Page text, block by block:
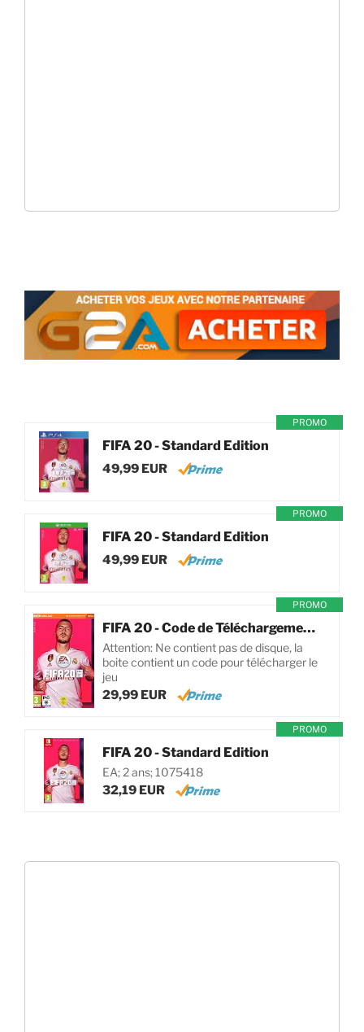
PROMO
FIFA 20 - Standard Edition
49,99 EUR
PROMO
FIFA 20 - Standard Edition
49,99 EUR
PROMO
FIFA 20 - Code de Téléchargement pour PC
Attention: Ne contient pas de disque, la
boite contient un code pour télécharger le
jeu
29,99 EUR
PROMO
FIFA 20 - Standard Edition
EA; 2 ans; 1075418
32,19 EUR